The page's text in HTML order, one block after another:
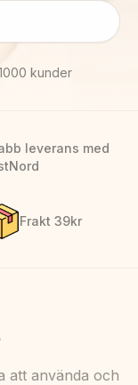
kunder
leverans med
Frakt 39kr
att använda och